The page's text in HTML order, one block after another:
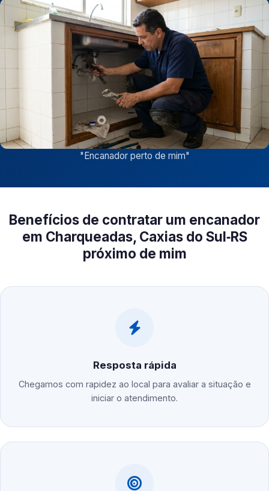
"Encanador perto de mim"
Benefícios de contratar um encanador
em Charqueadas, Caxias do Sul‑RS
próximo de mim
Resposta rápida
Chegamos com rapidez ao local para avaliar a situação e
iniciar o atendimento.